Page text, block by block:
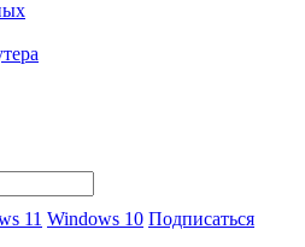
11 Windows 10 Подписаться